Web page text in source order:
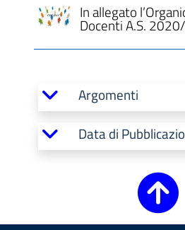
In allegato
Docenti A.S.
Argomenti
Data di